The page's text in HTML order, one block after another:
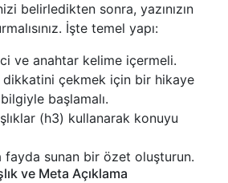
belirledikten sonra, yazınızın
İşte temel yapı:
ve anahtar kelime içermeli.
dikkatini çekmek için bir hikaye
başlamalı.
(h3) kullanarak konuyu
fayda sunan bir özet oluşturun.
ve Meta Açıklama